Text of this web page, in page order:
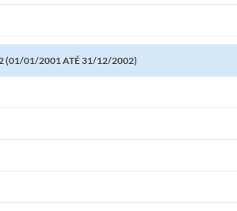
(01/01/2001 ATÉ 31/12/2002)